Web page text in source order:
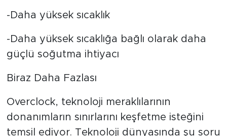
-Daha yüksek sıcaklık
-Daha yüksek sıcaklığa bağlı olarak daha
güçlü soğutma ihtiyacı
Biraz Daha Fazlası
Overclock, teknoloji meraklılarının
donanımların sınırlarını keşfetme isteğini
temsil ediyor. Teknoloji dünyasında şu soru